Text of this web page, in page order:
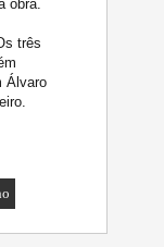
obra.
três
Álvaro